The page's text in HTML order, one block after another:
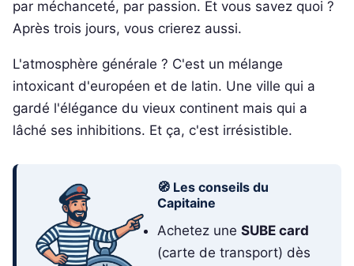
par méchanceté, par passion. Et vous savez quoi ?
Après trois jours, vous crierez aussi.
L'atmosphère générale ? C'est un mélange
intoxicant d'européen et de latin. Une ville qui a
gardé l'élégance du vieux continent mais qui a
lâché ses inhibitions. Et ça, c'est irrésistible.
🧭 Les conseils du
Capitaine
Achetez uneSUBE card
(carte de transport) dès